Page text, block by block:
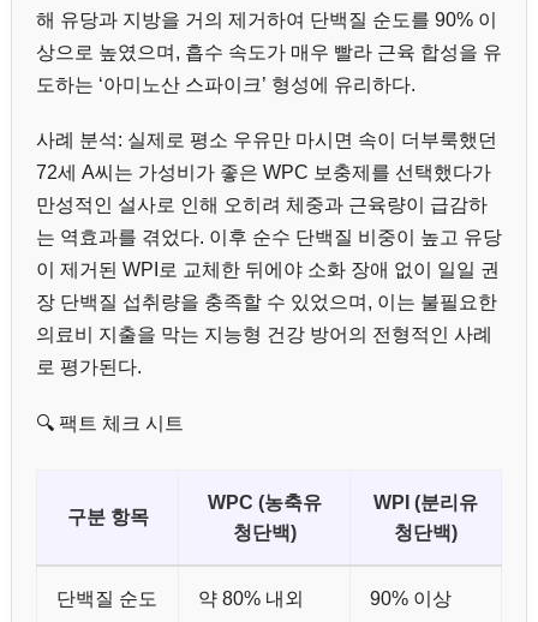
해 유당과 지방을 거의 제거하여 단백질 순도를 90% 이
상으로 높였으며, 흡수 속도가 매우 빨라 근육 합성을 유
도하는 ‘아미노산 스파이크’ 형성에 유리하다.
사례 분석: 실제로 평소 우유만 마시면 속이 더부룩했던
72세 A씨는 가성비가 좋은 WPC 보충제를 선택했다가
만성적인 설사로 인해 오히려 체중과 근육량이 급감하
는 역효과를 겪었다. 이후 순수 단백질 비중이 높고 유당
이 제거된 WPI로 교체한 뒤에야 소화 장애 없이 일일 권
장 단백질 섭취량을 충족할 수 있었으며, 이는 불필요한
의료비 지출을 막는 지능형 건강 방어의 전형적인 사례
로 평가된다.
🔍 팩트 체크 시트
구분 항목
WPC (농축유
청단백)
WPI (분리유
청단백)
단백질 순도 약 80% 내외 90% 이상